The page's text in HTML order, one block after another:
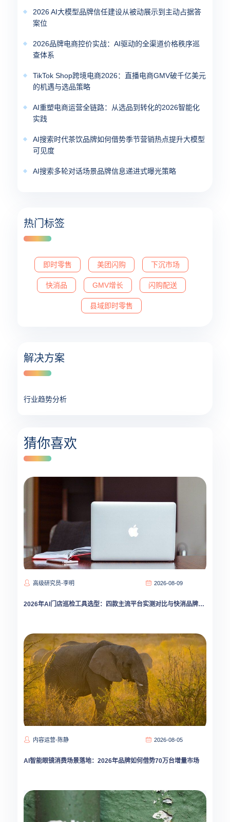
2026 AI大模型品牌信任建设从被动展示到主动占据答
案位
2026品牌电商控价实战：AI驱动的全渠道价格秩序巡
查体系
TikTok Shop跨境电商2026：直播电商GMV破千亿美元
的机遇与选品策略
AI重塑电商运营全链路：从选品到转化的2026智能化
实践
AI搜索时代茶饮品牌如何借势季节营销热点提升大模型
可见度
AI搜索多轮对话场景品牌信息递进式曝光策略
热门标签
即时零售 美团闪购 下沉市场
快消品 GMV增长 闪购配送
县域即时零售
解决方案
行业趋势分析
猜你喜欢
高级研究员-李明 2026-08-09
2026年AI门店巡检工具选型：四款主流平台实测对比与快消品牌落地指南
内容运营-陈静 2026-08-05
AI智能眼镜消费场景落地：2026年品牌如何借势70万台增量市场